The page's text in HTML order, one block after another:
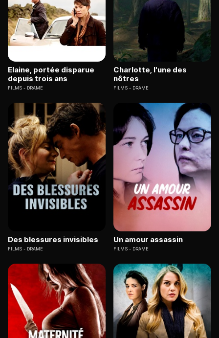
Elaine, portée disparue
depuis trois ans
FILMS DRAME
Charlotte, l'une des
nôtres
FILMS DRAME
Des blessures invisibles
FILMS DRAME
Un amour assassin
FILMS DRAME